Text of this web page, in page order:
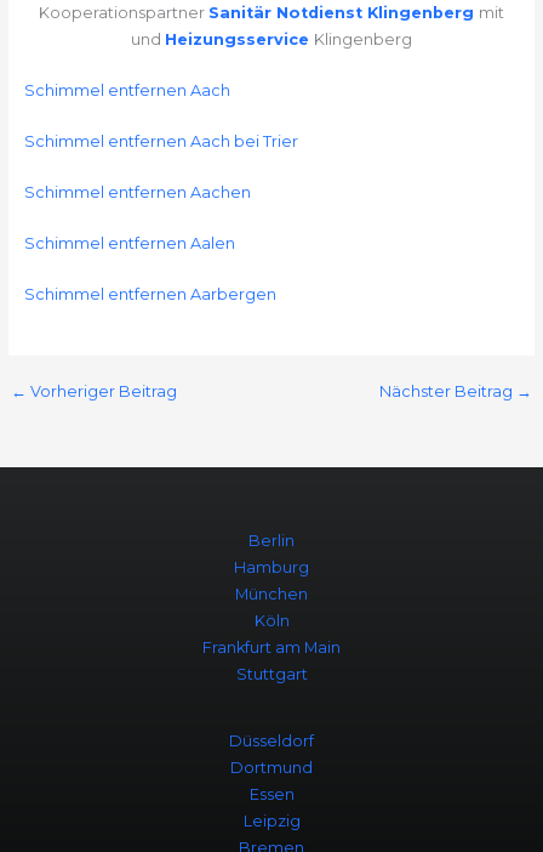
Kooperationspartner Sanitär Notdienst Klingenberg mit
und Heizungsservice Klingenberg
Schimmel entfernen Aach
Schimmel entfernen Aach bei Trier
Schimmel entfernen Aachen
Schimmel entfernen Aalen
Schimmel entfernen Aarbergen
← Vorheriger Beitrag Nächster Beitrag →
Berlin
Hamburg
München
Köln
Frankfurt am Main
Stuttgart
Düsseldorf
Dortmund
Essen
Leipzig
Bremen